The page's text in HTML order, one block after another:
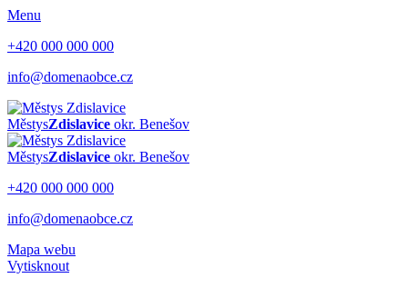
Menu
+420 000 000 000
info@domenaobce.cz
MěstysZdislavice okr. Benešov
MěstysZdislavice okr. Benešov
+420 000 000 000
info@domenaobce.cz
Mapa webu
Vytisknout